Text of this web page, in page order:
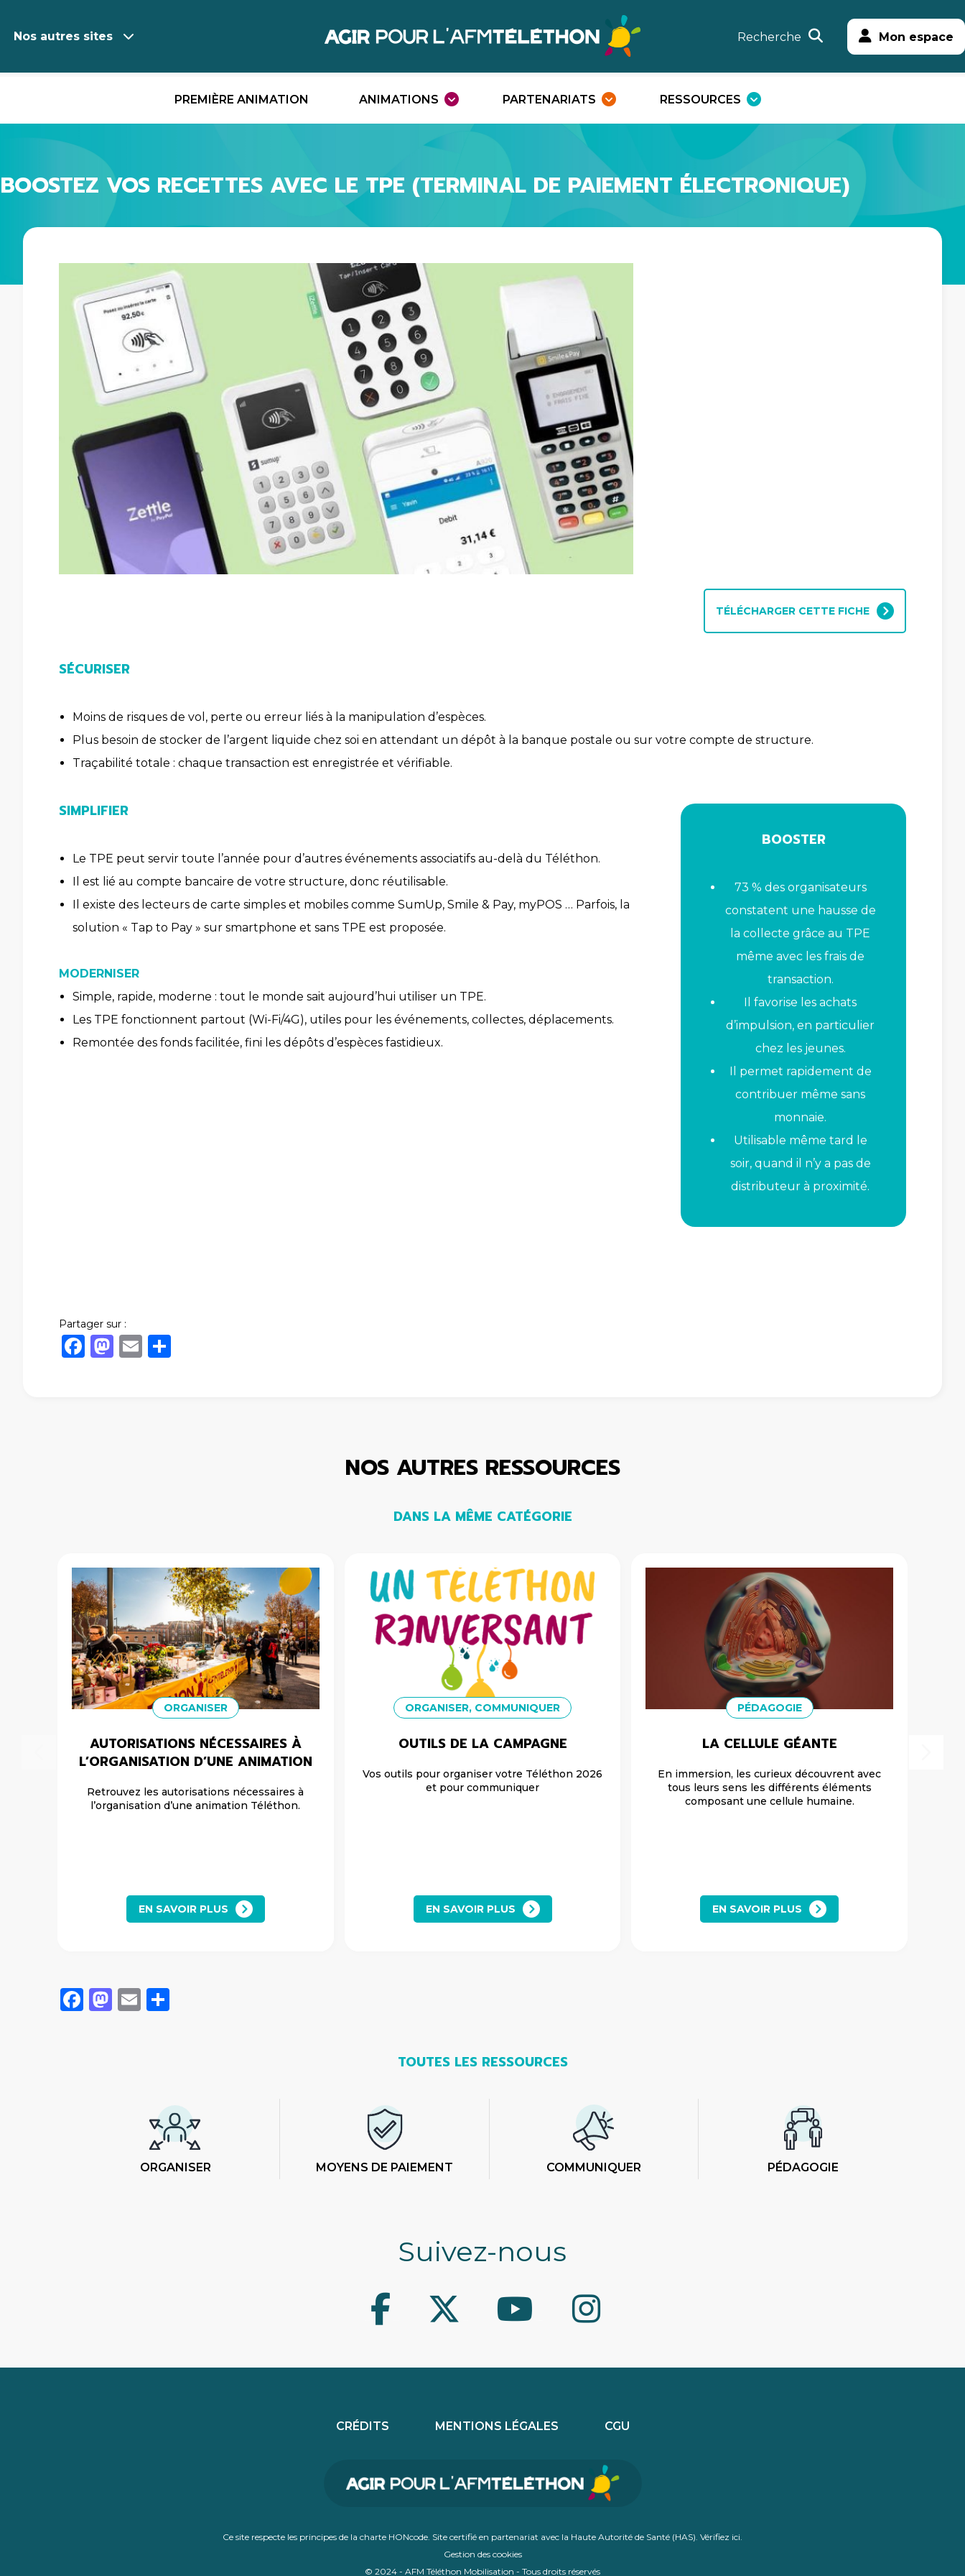
Aller
Nos autres sites
Agir
Téléthon
Recherche Mon espace
PREMIÈRE ANIMATION ANIMATIONS
Ouvrir
le
menu
PARTENARIATS
Ouvrir
le
RESSOURCES
le
BOOSTEZ VOS RECETTES AVEC LE TPE (TERMINAL DE PAIEMENT ÉLECTRONIQUE)
TÉLÉCHARGER CETTE FICHE
SÉCURISER
Moins de risques de vol, perte ou erreur liés à la manipulation d’espèces.
Plus besoin de stocker de l’argent liquide chez soi en attendant un dépôt à la banque postale ou sur votre compte de structure.
Traçabilité totale : chaque transaction est enregistrée et vérifiable.
SIMPLIFIER
Le TPE peut servir toute l’année pour d’autres événements associatifs au-delà du Téléthon.
Il est lié au compte bancaire de votre structure, donc réutilisable.
Il existe des lecteurs de carte simples et mobiles comme SumUp, Smile & Pay, myPOS … Parfois, la
solution « Tap to Pay » sur smartphone et sans TPE est proposée.
MODERNISER
Simple, rapide, moderne : tout le monde sait aujourd’hui utiliser un TPE.
Les TPE fonctionnent partout (Wi-Fi/4G), utiles pour les événements, collectes, déplacements.
Remontée des fonds facilitée, fini les dépôts d’espèces fastidieux.
BOOSTER
73 % des organisateurs
constatent une hausse de
la collecte grâce au TPE
même avec les frais de
transaction.
Il favorise les achats
d’impulsion, en particulier
chez les jeunes.
Il permet rapidement de
contribuer même sans
monnaie.
Utilisable même tard le
soir, quand il n’y a pas de
distributeur à proximité.
Partager sur :
Facebook
Mastodon
Email
NOS AUTRES RESSOURCES
DANS LA MÊME CATÉGORIE
ORGANISER
AUTORISATIONS NÉCESSAIRES À
L’ORGANISATION D’UNE ANIMATION
Retrouvez les autorisations nécessaires à
l’organisation d’une animation Téléthon.
EN SAVOIR PLUS
ORGANISER, COMMUNIQUER
OUTILS DE LA CAMPAGNE
Vos outils pour organiser votre Téléthon 2026
et pour communiquer
EN SAVOIR PLUS
PÉDAGOGIE
LA CELLULE GÉANTE
En immersion, les curieux découvrent avec
tous leurs sens les différents éléments
composant une cellule humaine.
EN SAVOIR PLUS
Facebook
Mastodon
Email
TOUTES LES RESSOURCES
ORGANISER MOYENS DE PAIEMENT COMMUNIQUER PÉDAGOGIE
Suivez-nous
CRÉDITS MENTIONS LÉGALES CGU
Ce site respecte les principes de la charte HONcode. Site certifié en partenariat avec la Haute Autorité de Santé (HAS). Vérifiez ici
Gestion des cookies
© 2024 - AFM Téléthon Mobilisation - Tous droits réservés